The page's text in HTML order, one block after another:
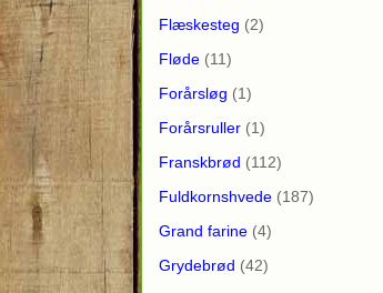
Flæskesteg (2)
Fløde (11)
Forårsløg (1)
Forårsruller (1)
Franskbrød (112)
Fuldkornshvede (187)
Grand farine (4)
Grydebrød (42)